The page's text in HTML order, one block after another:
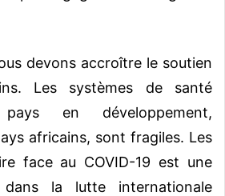
devons accroître le soutien
Les systèmes de santé
en développement,
africains, sont fragiles. Les
face au COVID-19 est une
dans la lutte internationale